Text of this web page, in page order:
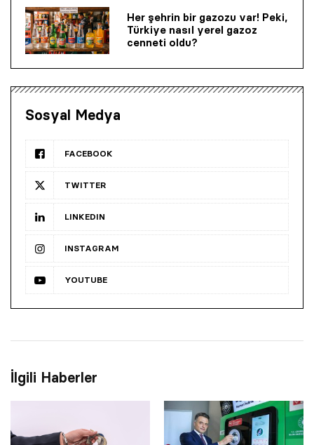
Her şehrin bir gazozu var! Peki,
Türkiye nasıl yerel gazoz
cenneti oldu?
Sosyal Medya
FACEBOOK
TWITTER
LINKEDIN
INSTAGRAM
YOUTUBE
İlgili Haberler